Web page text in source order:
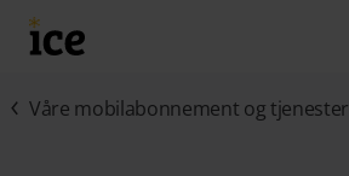
Hopp til hovedinnhold (Trykk Enter)
Våre mobilabonnement og tjenester